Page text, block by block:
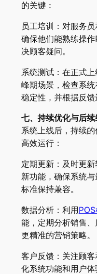
的关键：
员工培训：对服务
确保他们能熟练操作
决顾客疑问。
系统测试：在正式
峰期场景，检查系
稳定性，并根据反馈
七、持续优化与后续
系统上线后，持续
高效运行：
定期更新：及时更
新功能，确保系统
标准保持兼容。
数据分析：利用
能，定期分析销售
更精准的营销策略。
客户反馈：关注顾
化系统功能和用户